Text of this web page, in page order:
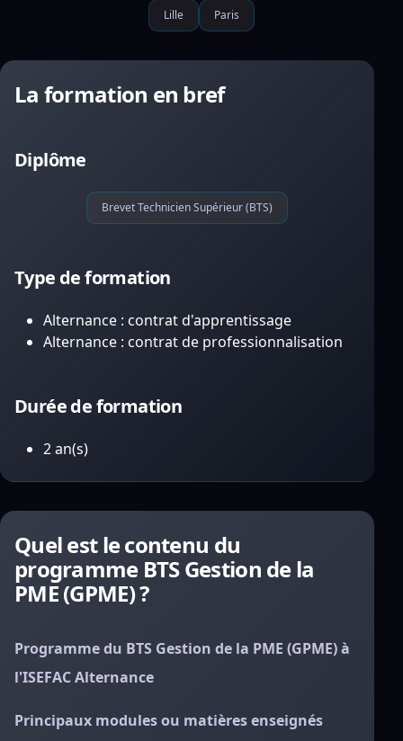
Lille Paris
La formation en bref
Diplôme
Brevet Technicien Supérieur (BTS)
Type de formation
Alternance : contrat d'apprentissage
Alternance : contrat de professionnalisation
Durée de formation
2 an(s)
Quel est le contenu du
programme BTS Gestion de la
PME (GPME) ?
Programme du BTS Gestion de la PME (GPME) à
l'ISEFAC Alternance
Principaux modules ou matières enseignés